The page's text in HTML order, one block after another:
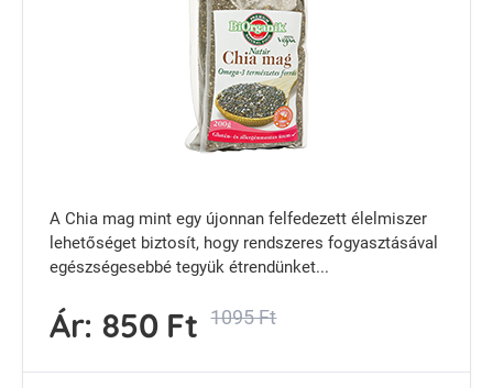
A Chia mag mint egy újonnan felfedezett élelmiszer
lehetőséget biztosít, hogy rendszeres fogyasztásával
egészségesebbé tegyük étrendünket...
Ár: 850 Ft 1095 Ft